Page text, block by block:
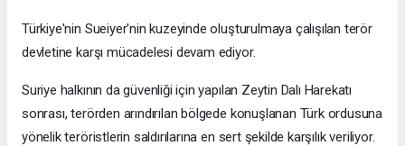
Türkiye'nin Sueiyer'nin kuzeyinde oluşturulmaya çalışılan terör
devletine karşı mücadelesi devam ediyor.
Suriye halkının da güvenliği için yapılan Zeytin Dalı Harekatı
sonrası, terörden arındırılan bölgede konuşlanan Türk ordusuna
yönelik teröristlerin saldırılarına en sert şekilde karşılık veriliyor.